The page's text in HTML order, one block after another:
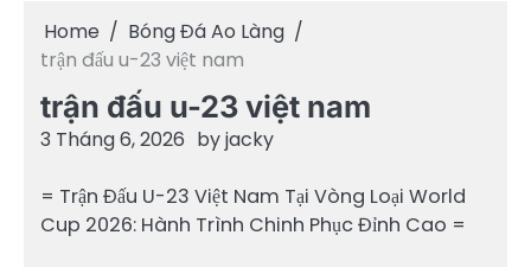
Home
Bóng Đá Ao Làng
trận đấu u-23 việt nam
trận đấu u-23 việt nam
3 Tháng 6, 2026 byjacky
= Trận Đấu U-23 Việt Nam Tại Vòng Loại World
Cup 2026: Hành Trình Chinh Phục Đỉnh Cao =